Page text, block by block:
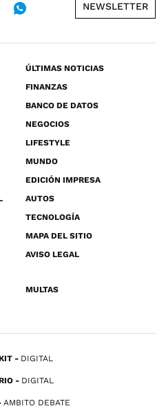
NEWSLETTER
ÚLTIMAS NOTICIAS
FINANZAS
BANCO DE DATOS
NEGOCIOS
LIFESTYLE
MUNDO
EDICIÓN IMPRESA
AUTOS
TECNOLOGÍA
MAPA DEL SITIO
AVISO LEGAL
MULTAS
DIGITAL
DIGITAL
AMBITO DEBATE